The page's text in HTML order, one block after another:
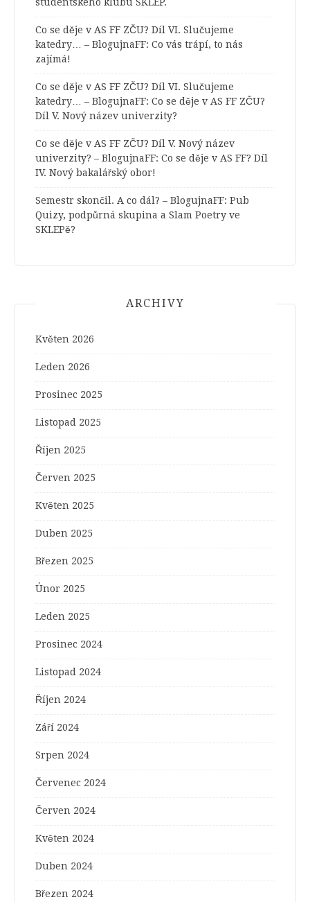
Co se děje v AS FF ZČU? Díl VI. Slučujeme
katedry… – BlogujnaFF: Co vás trápí, to nás
zajímá!
Co se děje v AS FF ZČU? Díl VI. Slučujeme
katedry… – BlogujnaFF: Co se děje v AS FF ZČU?
Díl V. Nový název univerzity?
Co se děje v AS FF ZČU? Díl V. Nový název
univerzity? – BlogujnaFF: Co se děje v AS FF? Díl
IV. Nový bakalářský obor!
Semestr skončil. A co dál? – BlogujnaFF: Pub
Quizy, podpůrná skupina a Slam Poetry ve
SKLEPě?
ARCHIVY
Květen 2026
Leden 2026
Prosinec 2025
Listopad 2025
Říjen 2025
Červen 2025
Květen 2025
Duben 2025
Březen 2025
Únor 2025
Leden 2025
Prosinec 2024
Listopad 2024
Říjen 2024
Září 2024
Srpen 2024
Červenec 2024
Červen 2024
Květen 2024
Duben 2024
Březen 2024